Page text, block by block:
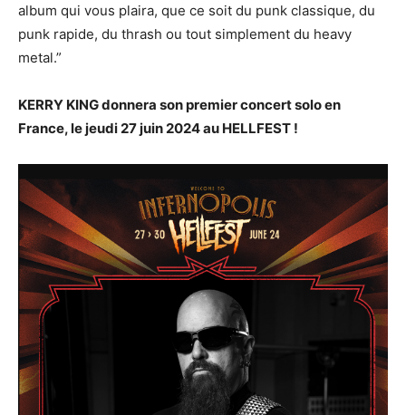
album qui vous plaira, que ce soit du punk classique, du
punk rapide, du thrash ou tout simplement du heavy
metal.”
KERRY KING donnera son premier concert solo en
France, le jeudi 27 juin 2024 au HELLFEST !